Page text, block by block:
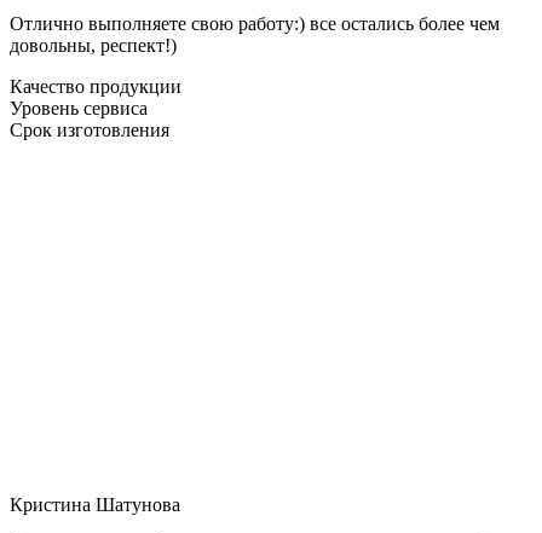
Отлично выполняете свою работу:) все остались более чем
довольны, респект!)
Качество продукции
Уровень сервиса
Срок изготовления
Кристина Шатунова